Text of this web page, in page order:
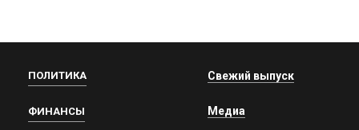
ПОЛИТИКА
ФИНАНСЫ
Свежий выпуск
Медиа